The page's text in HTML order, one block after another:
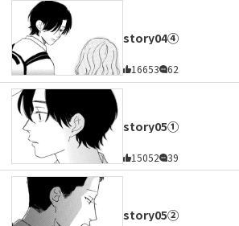
story04④
16653 62
story05①
15052 39
story05②